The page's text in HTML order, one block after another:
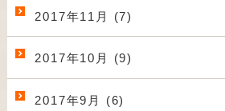
2017年11月 (7)
2017年10月 (9)
2017年9月 (6)